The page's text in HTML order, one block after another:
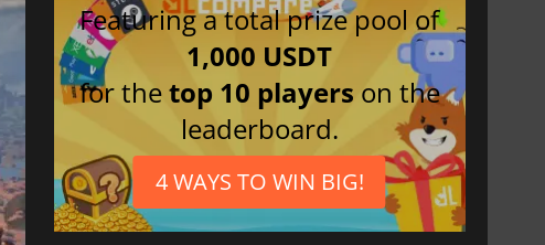
Featuring a total prize pool of
1,000 USDT
for thetop 10 players on the
leaderboard.
4 WAYS TO WIN BIG!